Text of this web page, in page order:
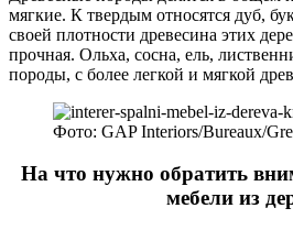
мягкие. К твердым относятся дуб,
своей плотности древесина этих
прочная. Ольха, сосна, ель,
породы, с более легкой и мягкой
Фото: GAP Interiors/Bureaux/
На что нужно обратить
мебели из